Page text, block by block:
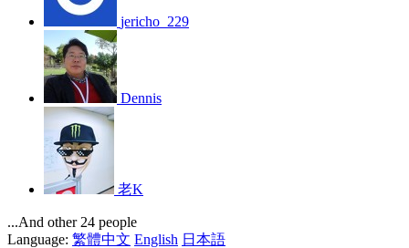
jericho_229
Dennis
老K
...And other 24 people
Language: 繁體中文 English 日本語